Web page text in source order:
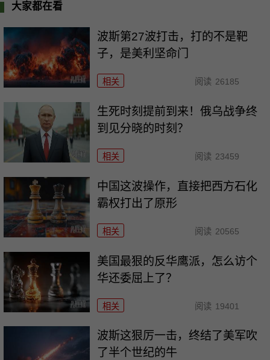
大家都在看
波斯第27波打击，打的不是靶
子，是美利坚命门
相关 阅读 26185
生死时刻提前到来！俄乌战争终
到见分晓的时刻？
相关 阅读 23459
中国这波操作，直接把西方石化
霸权打出了原形
相关 阅读 20565
美国最狠的反华鹰派，怎么访个
华还委屈上了？
相关 阅读 19401
波斯这狠厉一击，终结了美军吹
了半个世纪的牛